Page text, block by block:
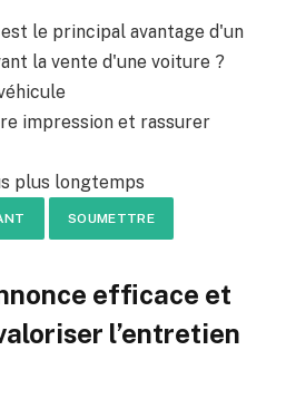
le principal avantage d'un
la vente d'une voiture ?
impression et rassurer
plus longtemps
SOUMETTRE
efficace et
l’entretien